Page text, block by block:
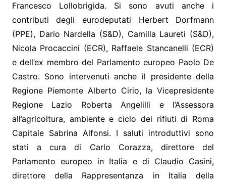
Francesco Lollobrigida. Si sono avuti anche i
contributi degli eurodeputati Herbert Dorfmann
(PPE), Dario Nardella (S&D), Camilla Laureti (S&D),
Nicola Procaccini (ECR), Raffaele Stancanelli (ECR)
e dell’ex membro del Parlamento europeo Paolo De
Castro. Sono intervenuti anche il presidente della
Regione Piemonte Alberto Cirio, la Vicepresidente
Regione Lazio Roberta Angelilli e l’Assessora
all’agricoltura, ambiente e ciclo dei rifiuti di Roma
Capitale Sabrina Alfonsi. I saluti introduttivi sono
stati a cura di Carlo Corazza, direttore del
Parlamento europeo in Italia e di Claudio Casini,
direttore della Rappresentanza in Italia della